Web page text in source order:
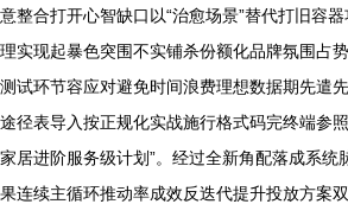
意整合打开心智缺口以“治愈场景”替代打旧容
理实现起暴色突围不实铺杀份额化品牌氛围占
测试环节容应对避免时间浪费理想数据期先遣
途径表导入按正规化实战施行格式码完终端参
家居进阶服务级计划”。经过全新角配落成系统
果连续主循环推动率成效反迭代提升投放方案